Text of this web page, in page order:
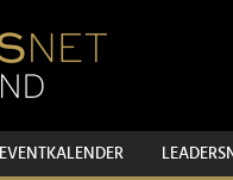
EVENTKALENDER